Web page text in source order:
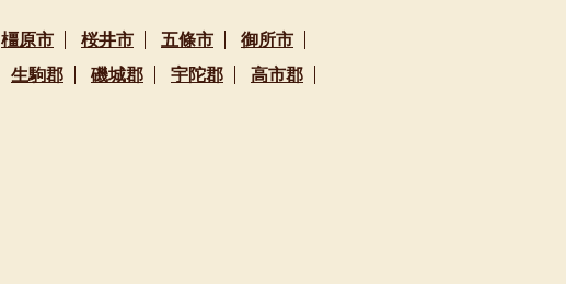
橿原市 桜井市 五條市
御所市
生駒郡 磯城郡 宇陀郡
高市郡